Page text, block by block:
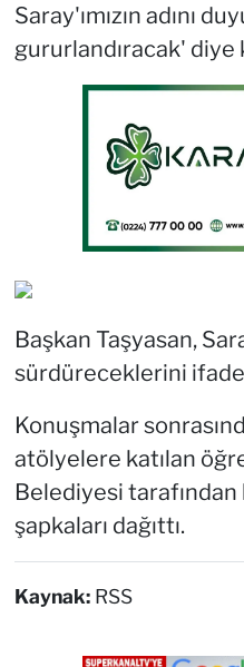
Saray'ımızın adını
gururlandıracak' diye
Başkan Taşyasan,
sürdüreceklerini
Konuşmalar
atölyelere katılan
Belediyesi
şapkaları dağıttı.
Kaynak: RSS